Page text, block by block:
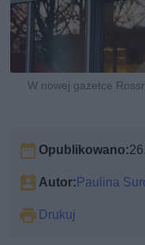
W nowej gazetce
Opublikowano:
Autor: Paulina
Drukuj